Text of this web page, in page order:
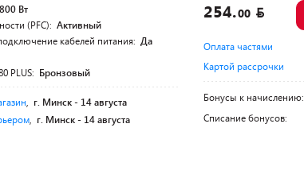
800 Вт
(PFC): Активный
кабелей питания: Да
PLUS: Бронзовый
г. Минск - 14 августа
г. Минск - 14 августа
254.00
Оплата частями
Картой рассрочки
Бонусы к начислению:
Списание бонусов: